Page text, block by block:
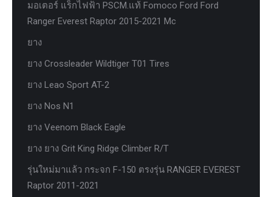
มอเตอร์ แร็กไฟฟ้า PSCM.แท้ Fomoco Ford Ford
Ranger Everest Raptor 2015-2021 Mc
ยาง
ยาง Crossleader Wildtiger T01 Tires
ยาง Leao Sport AT-2
ยาง Nos N1
ยาง Veenom Black Eagle
ยาง ยาง Grit King Ridge Climber R/T
รุ่นใหม่มาแล้ว กระจก F-150 ตรงรุ่น RANGER EVEREST
Raptor 2011-2021